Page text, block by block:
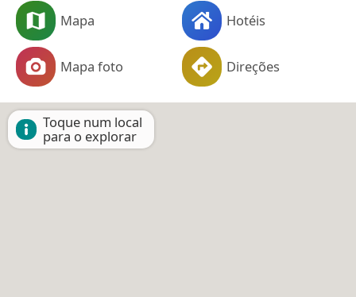
Mapa Hotéis
Mapa foto Direções
Toque num local
para o explorar